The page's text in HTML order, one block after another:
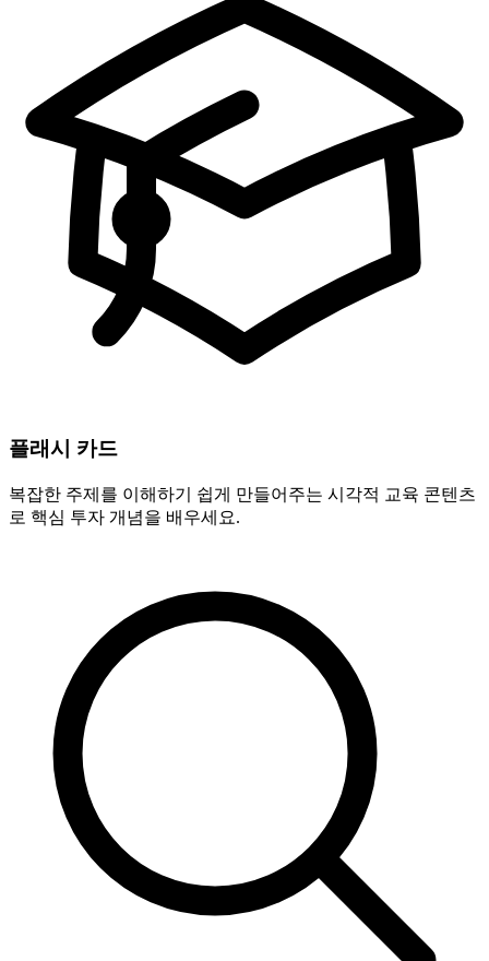
플래시 카드
복잡한 주제를 이해하기 쉽게 만들어주는 시각적 교육 콘텐츠
로 핵심 투자 개념을 배우세요.